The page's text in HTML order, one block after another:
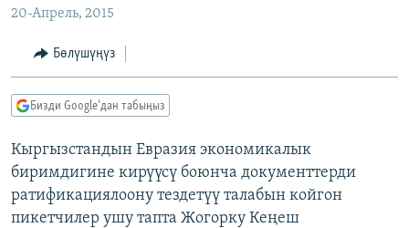
ЭКОНОМИКА
МАДАНИЯТ
БОРБОР АЗИЯ
АТАЙЫН ИЛИКТӨӨ
ТВ ПРОГРАММАЛАР
ЭКСПЕРТТЕР ТАЛДАЙТ
БИЗ ЖАНА ДҮЙНӨ
ДАНИСТЕ
ЭЖЕ-СИҢДИЛЕР
ӨЗГӨЧӨ ПИКИР
Русский
ОНЛАЙН ШЕРИНЕ
20-Апрель, 2015
Бөлүшүңүз
Бизди Google'дан табыңыз
Кыргызстандын Евразия экономикалык
биримдигине кирүүсү боюнча документтерди
ратификациялоону тездетүү талабын койгон
пикетчилер ушу тапта Жогорку Кеңеш